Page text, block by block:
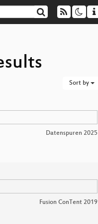
Sort by
Datenspuren 2025
Fusion ConTent 2019